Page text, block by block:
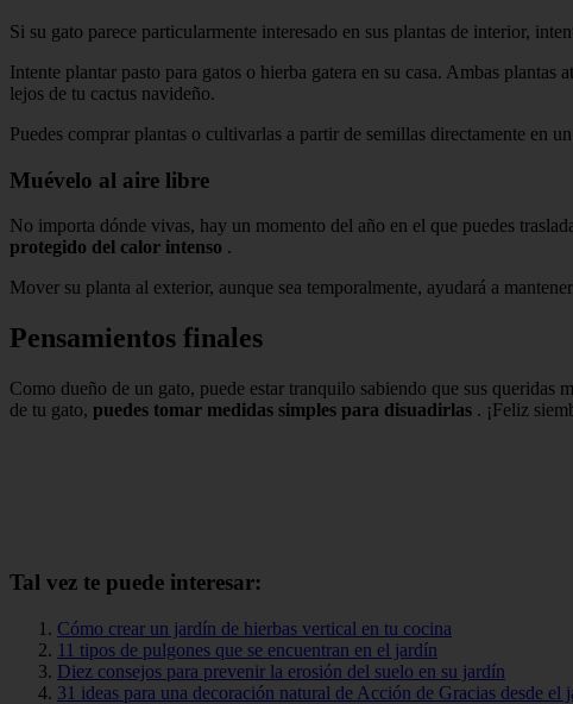
Si su gato parece particularmente interesado en sus plantas de interior,
Intente plantar pasto para gatos o hierba gatera en su casa. Ambas
lejos de tu cactus navideño.
Puedes comprar plantas o cultivarlas a partir de semillas directamente en
Muévelo al aire libre
No importa dónde vivas, hay un momento del año en el que puedes
protegido del calor intenso .
Mover su planta al exterior, aunque sea temporalmente, ayudará a
Pensamientos finales
Como dueño de un gato, puede estar tranquilo sabiendo que sus queridas
de tu gato, puedes tomar medidas simples para disuadirlas . ¡Feliz
Tal vez te puede interesar:
Cómo crear un jardín de hierbas vertical en tu cocina
11 tipos de pulgones que se encuentran en el jardín
Diez consejos para prevenir la erosión del suelo en su jardín
31 ideas para una decoración natural de Acción de Gracias desde el